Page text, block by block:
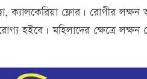
ক্যালকেরিয়া ফ্লোর। রোগীর লক্ষন
হইবে। মহিলাদের ক্ষেত্রে লক্ষন